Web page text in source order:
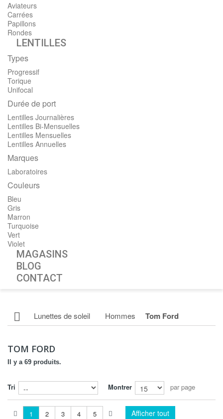
Aviateurs
Carrées
Papillons
Rondes
LENTILLES
Types
Progressif
Torique
Unifocal
Durée de port
Lentilles Journalières
Lentilles Bi-Mensuelles
Lentilles Mensuelles
Lentilles Annuelles
Marques
Laboratoires
Couleurs
Bleu
Gris
Marron
Turquoise
Vert
Violet
MAGASINS
BLOG
CONTACT
Lunettes de soleil Hommes Tom Ford
TOM FORD
Il y a 69 produits.
Tri Montrer par page
Afficher tout
1 2 3 4 5